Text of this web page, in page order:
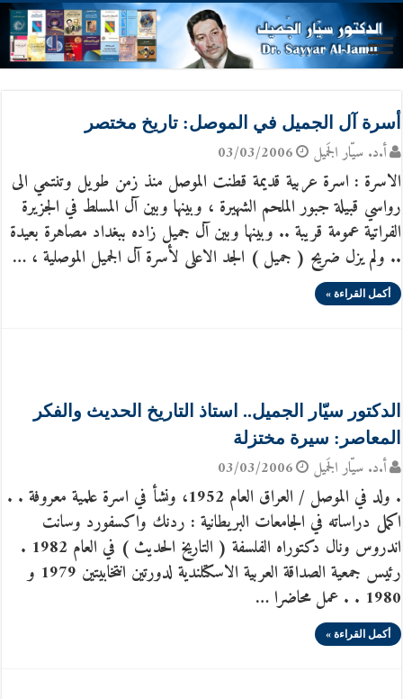
أسرة آل الجميل في الموصل: تاريخ مختصر
أ.د. سيّار الجَميل 03/03/2006
الاسرة : اسرة عربية قديمة قطنت الموصل منذ زمن طويل وتنتمي الى
رواسي قبيلة جبور الملحم الشهيرة ، وبينها وبين آل المسلط في الجزيرة
الفراتية عمومة قريبة .. وبينها وبين آل جميل زاده ببغداد مصاهرة بعيدة
.. ولم يزل ضريح ( جميل ) الجد الاعلى لأسرة آل الجميل الموصلية ، …
أكمل القراءة »
الدكتور سيّار الجميل.. استاذ التاريخ الحديث والفكر
المعاصر: سيرة مختزلة
أ.د. سيّار الجَميل 03/03/2006
. ولد في الموصل / العراق العام 1952، ونشأ في اسرة علمية معروفة . .
اكمل دراساته في الجامعات البريطانية : ردنك واكسفورد وسانت
اندروس ونال دكتوراه الفلسفة ( التاريخ الحديث ) في العام 1982 .
رئيس جمعية الصداقة العربية الاسكتلندية لدورتين انتخابيتين 1979 و
1980 . . عمل محاضرا …
أكمل القراءة »